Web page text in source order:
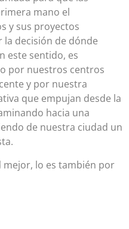
mano el
y sus proyectos
la decisión de dónde
este sentido, es
por nuestros centros
y por nuestra
que empujan desde la
hacia una
de nuestra ciudad un
mejor, lo es también por